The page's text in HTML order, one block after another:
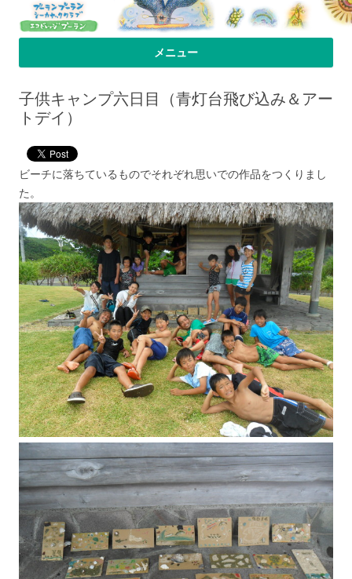
プーラン・プーラン｜小笠原父島 シ
ーカヤック 宿
小笠原父島のシーカヤックスクール＆ツアー「プーランプーランシーカ
ヤッククラブ」、森のコテージのお宿の「プーランビレッジ」のHPへよ
メニュー
子供キャンプ六日目（青灯台飛び込み＆アー
トデイ）
ビーチに落ちているものでそれぞれ思いでの作品をつくりまし
た。